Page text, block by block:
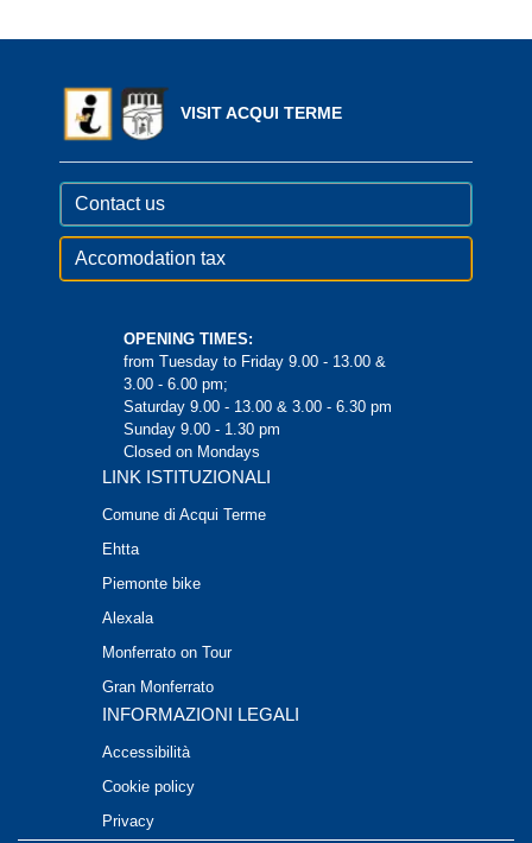
VISIT ACQUI TERME
Contact us
Accomodation tax
OPENING TIMES:
from Tuesday to Friday 9.00 - 13.00 &
3.00 - 6.00 pm;
Saturday 9.00 - 13.00 & 3.00 - 6.30 pm
Sunday 9.00 - 1.30 pm
Closed on Mondays
LINK ISTITUZIONALI
Comune di Acqui Terme
Ehtta
Piemonte bike
Alexala
Monferrato on Tour
Gran Monferrato
INFORMAZIONI LEGALI
Accessibilità
Cookie policy
Privacy